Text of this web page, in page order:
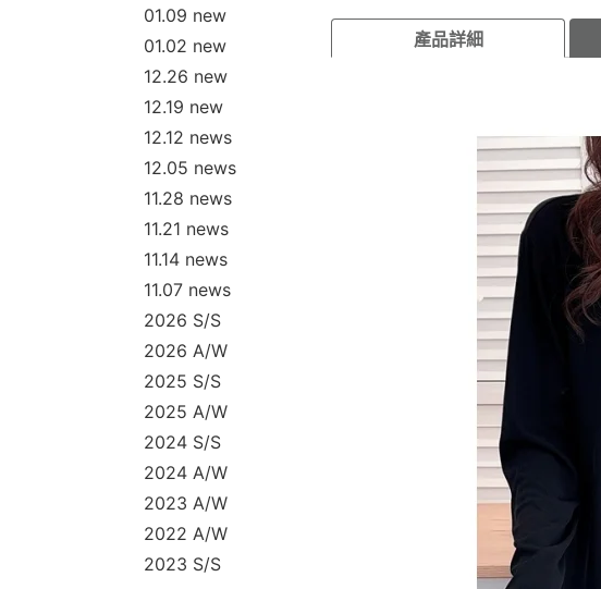
01.09 new
01.02 new
12.26 new
12.19 new
12.12 news
12.05 news
11.28 news
11.21 news
11.14 news
11.07 news
2026 S/S
2026 A/W
2025 S/S
2025 A/W
2024 S/S
2024 A/W
2023 A/W
2022 A/W
2023 S/S
產品詳細